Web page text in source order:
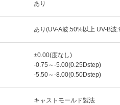
あり
あり(UV-A波:50%以上 UV-B波
±0.00(度なし)
-0.75～-5.00(0.25Dstep)
-5.50～-8.00(0.50Dstep)
キャストモールド製法